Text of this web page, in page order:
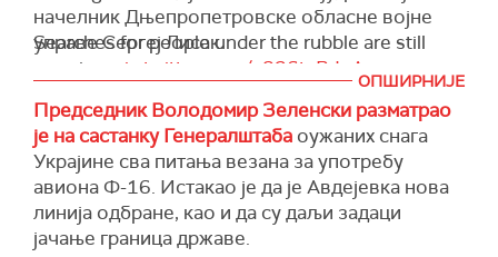
беспилотних летелица и ограничења на извоз
робе "која посебно доприносе унапређењу
руских индустријских капацитета, као што су
електрични трансформатори".
Велика Британија је одлуком додата на листу
земаља партнера које примењују сет
рестриктивних мера на увоз гвожђа и челика
из Русије, као и сет мера контроле увоза које
су суштински еквивалентне мерама ЕУ.
начелник Дњепропетровске обласне војне
управе Сергеј Лисак.
(Униан)
Searches for people under the rubble are still
ongoing.
pic.twitter.com/c826tcBJeA
— NEXTA (@nexta_tv)February 23, 2024
ОПШИРНИЈЕ
Председник Володомир Зеленски разматрао
је на састанку Генералштаба оужаних снага
Украјине сва питања везана за употребу
авиона Ф-16. Истакао је да је Авдејевка нова
линија одбране, као и да су даљи задаци
јачање граница државе.